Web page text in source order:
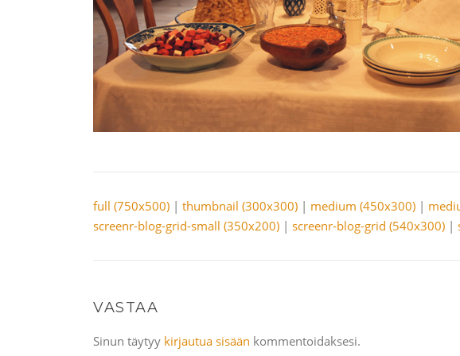
full (750x500) | thumbnail (300x300) | medium (450x300) |
screenr-blog-grid-small (350x200) | screenr-blog-grid (540x300) |
VASTAA
Sinun täytyy kirjautua sisään kommentoidaksesi.